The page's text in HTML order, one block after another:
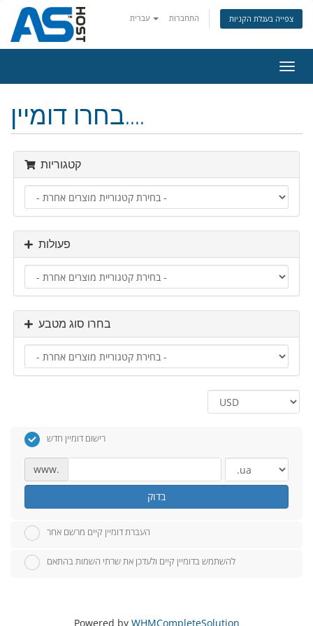
התחברות צפייה בעגלת הקניות
ניווט
בחרו דומיין....
קטגוריות
פעולות
בחרו סוג מטבע
רישום דומיין חדש
www.
בדוק
העברת דומיין קיים מרשם אחר
להשתמש בדומיין קיים ולעדכן את שרתי השמות בהתאם
Powered by WHMCompleteSolution